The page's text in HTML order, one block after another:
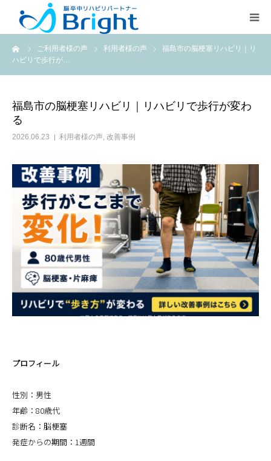
ご利用者様の声 利用者様の声
福島市の脳梗塞リハビリ｜リ
ハビリで歩行が…
福島市の脳梗塞リハビリ｜リハビリで歩行が変わ
る
2026.06.23 利用者様の声, 改善事例
プロフィール
性別：男性
年齢：80歳代
診断名：脳梗塞
発症からの期間：1週間
Brightとは
よくある質問